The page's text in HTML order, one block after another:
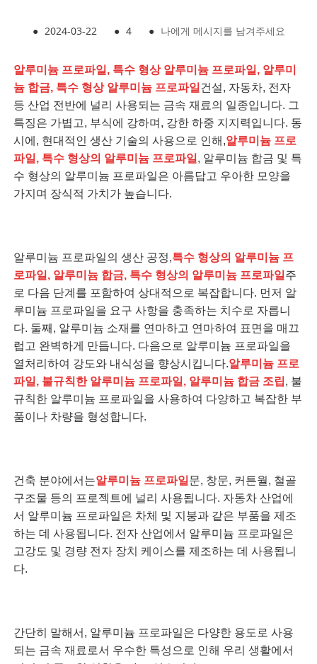
● 2024-03-22 ● 4 ● 나에게 메시지를 남겨주세요
알루미늄 프로파일, 특수 형상 알루미늄 프로파일, 알루미
늄 합금, 특수 형상 알루미늄 프로파일 건설, 자동차, 전자
등 산업 전반에 널리 사용되는 금속 재료의 일종입니다. 그
특징은 가볍고, 부식에 강하며, 강한 하중 지지력입니다. 동
시에, 현대적인 생산 기술의 사용으로 인해,알루미늄 프로
파일, 특수 형상의 알루미늄 프로파일 , 알루미늄 합금 및 특
수 형상의 알루미늄 프로파일은 아름답고 우아한 모양을
가지며 장식적 가치가 높습니다.
알루미늄 프로파일의 생산 공정,특수 형상의 알루미늄 프
로파일, 알루미늄 합금, 특수 형상의 알루미늄 프로파일 주
로 다음 단계를 포함하여 상대적으로 복잡합니다. 먼저 알
루미늄 프로파일을 요구 사항을 충족하는 치수로 자릅니
다. 둘째, 알루미늄 소재를 연마하고 연마하여 표면을 매끄
럽고 완벽하게 만듭니다. 다음으로 알루미늄 프로파일을
열처리하여 강도와 내식성을 향상시킵니다.알루미늄 프로
파일, 불규칙한 알루미늄 프로파일, 알루미늄 합금 조립, 불
규칙한 알루미늄 프로파일을 사용하여 다양하고 복잡한 부
품이나 차량을 형성합니다.
건축 분야에서는알루미늄 프로파일 문, 창문, 커튼월, 철골
구조물 등의 프로젝트에 널리 사용됩니다. 자동차 산업에
서 알루미늄 프로파일은 차체 및 지붕과 같은 부품을 제조
하는 데 사용됩니다. 전자 산업에서 알루미늄 프로파일은
고강도 및 경량 전자 장치 케이스를 제조하는 데 사용됩니
다.
간단히 말해서, 알루미늄 프로파일은 다양한 용도로 사용
되는 금속 재료로서 우수한 특성으로 인해 우리 생활에서